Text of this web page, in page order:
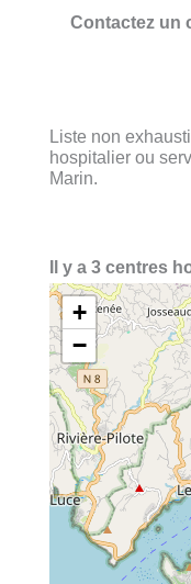
Contactez un
Liste non
hospitalier ou
Marin.
Il y a 3 centres
+
−